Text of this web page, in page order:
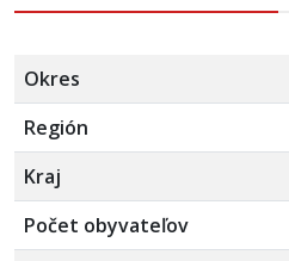
Okres
Región
Kraj
Počet obyvateľov